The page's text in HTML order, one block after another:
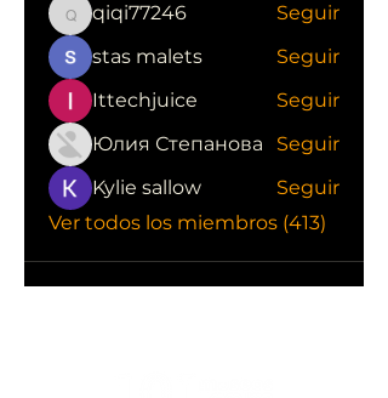
qiqi77246
qiqi77246
Seguir
stas malets
Seguir
Ittechjuice
Seguir
Юлия Степанова
Seguir
Kylie sallow
Seguir
Ver todos los miembros (413)